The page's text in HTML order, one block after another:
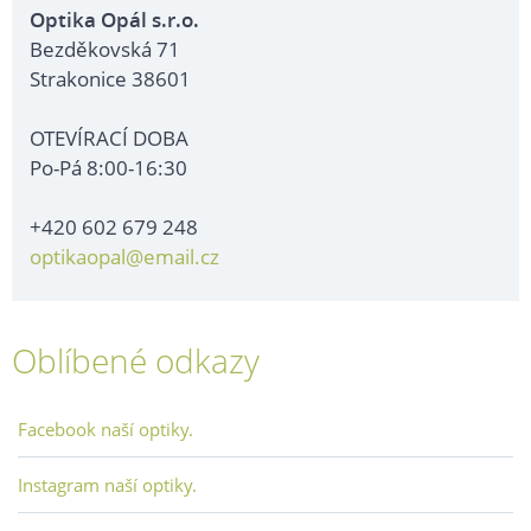
Optika Opál s.r.o.
Bezděkovská 71
Strakonice 38601
OTEVÍRACÍ DOBA
Po-Pá 8:00-16:30
+420 602 679 248
optikaopal@email.cz
Oblíbené odkazy
Facebook naší optiky.
Instagram naší optiky.